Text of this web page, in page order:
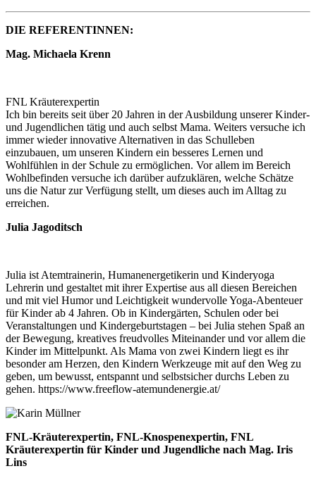
DIE REFERENTINNEN:
Mag. Michaela Krenn
FNL Kräuterexpertin
Ich bin bereits seit über 20 Jahren in der Ausbildung unserer Kinder-
und Jugendlichen tätig und auch selbst Mama. Weiters versuche ich
immer wieder innovative Alternativen in das Schulleben
einzubauen, um unseren Kindern ein besseres Lernen und
Wohlfühlen in der Schule zu ermöglichen. Vor allem im Bereich
Wohlbefinden versuche ich darüber aufzuklären, welche Schätze
uns die Natur zur Verfügung stellt, um dieses auch im Alltag zu
erreichen.
Julia Jagoditsch
Julia ist Atemtrainerin, Humanenergetikerin und Kinderyoga
Lehrerin und gestaltet mit ihrer Expertise aus all diesen Bereichen
und mit viel Humor und Leichtigkeit wundervolle Yoga-Abenteuer
für Kinder ab 4 Jahren. Ob in Kindergärten, Schulen oder bei
Veranstaltungen und Kindergeburtstagen – bei Julia stehen Spaß an
der Bewegung, kreatives freudvolles Miteinander und vor allem die
Kinder im Mittelpunkt. Als Mama von zwei Kindern liegt es ihr
besonder am Herzen, den Kindern Werkzeuge mit auf den Weg zu
geben, um bewusst, entspannt und selbstsicher durchs Leben zu
gehen. https://www.freeflow-atemundenergie.at/
FNL-Kräuterexpertin, FNL-Knospenexpertin, FNL
Kräuterexpertin für Kinder und Jugendliche nach Mag. Iris
Lins